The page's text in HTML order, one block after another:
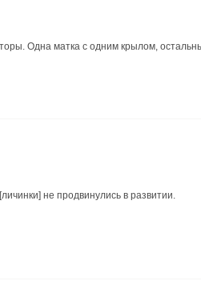
Одна матка с одним крылом,
не продвинулись в развитии.